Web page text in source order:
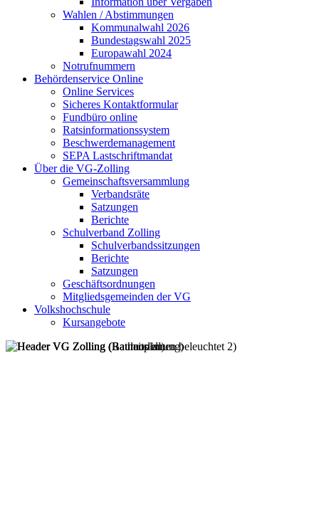
Wahlen / Abstimmungen
Kommunalwahl 2026
Bundestagswahl 2025
Europawahl 2024
Notrufnummern
Behördenservice Online
Online Services
Sicheres Kontaktformular
Fundbüro online
Ratsinformationssystem
Beschwerdemanagement
SEPA Lastschriftmandat
Über die VG-Zolling
Gemeinschaftsversammlung
Verbandsräte
Satzungen
Berichte
Schulverband Zolling
Schulverbandssitzungen
Berichte
Satzungen
Geschäftsordnungen
Mitgliedsgemeinden der VG
Volkshochschule
Kursangebote